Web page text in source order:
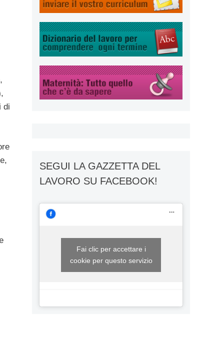
di
SEGUI LA GAZZETTA DEL
LAVORO SU FACEBOOK!
Fai clic per accettare i
cookie per questo servizio